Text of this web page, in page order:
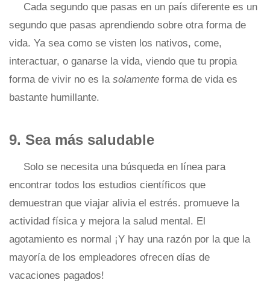
Cada segundo que pasas en un país diferente es un
segundo que pasas aprendiendo sobre otra forma de
vida. Ya sea como se visten los nativos, come,
interactuar, o ganarse la vida, viendo que tu propia
forma de vivir no es la solamente forma de vida es
bastante humillante.
9. Sea más saludable
Solo se necesita una búsqueda en línea para
encontrar todos los estudios científicos que
demuestran que viajar alivia el estrés. promueve la
actividad física y mejora la salud mental. El
agotamiento es normal ¡Y hay una razón por la que la
mayoría de los empleadores ofrecen días de
vacaciones pagados!